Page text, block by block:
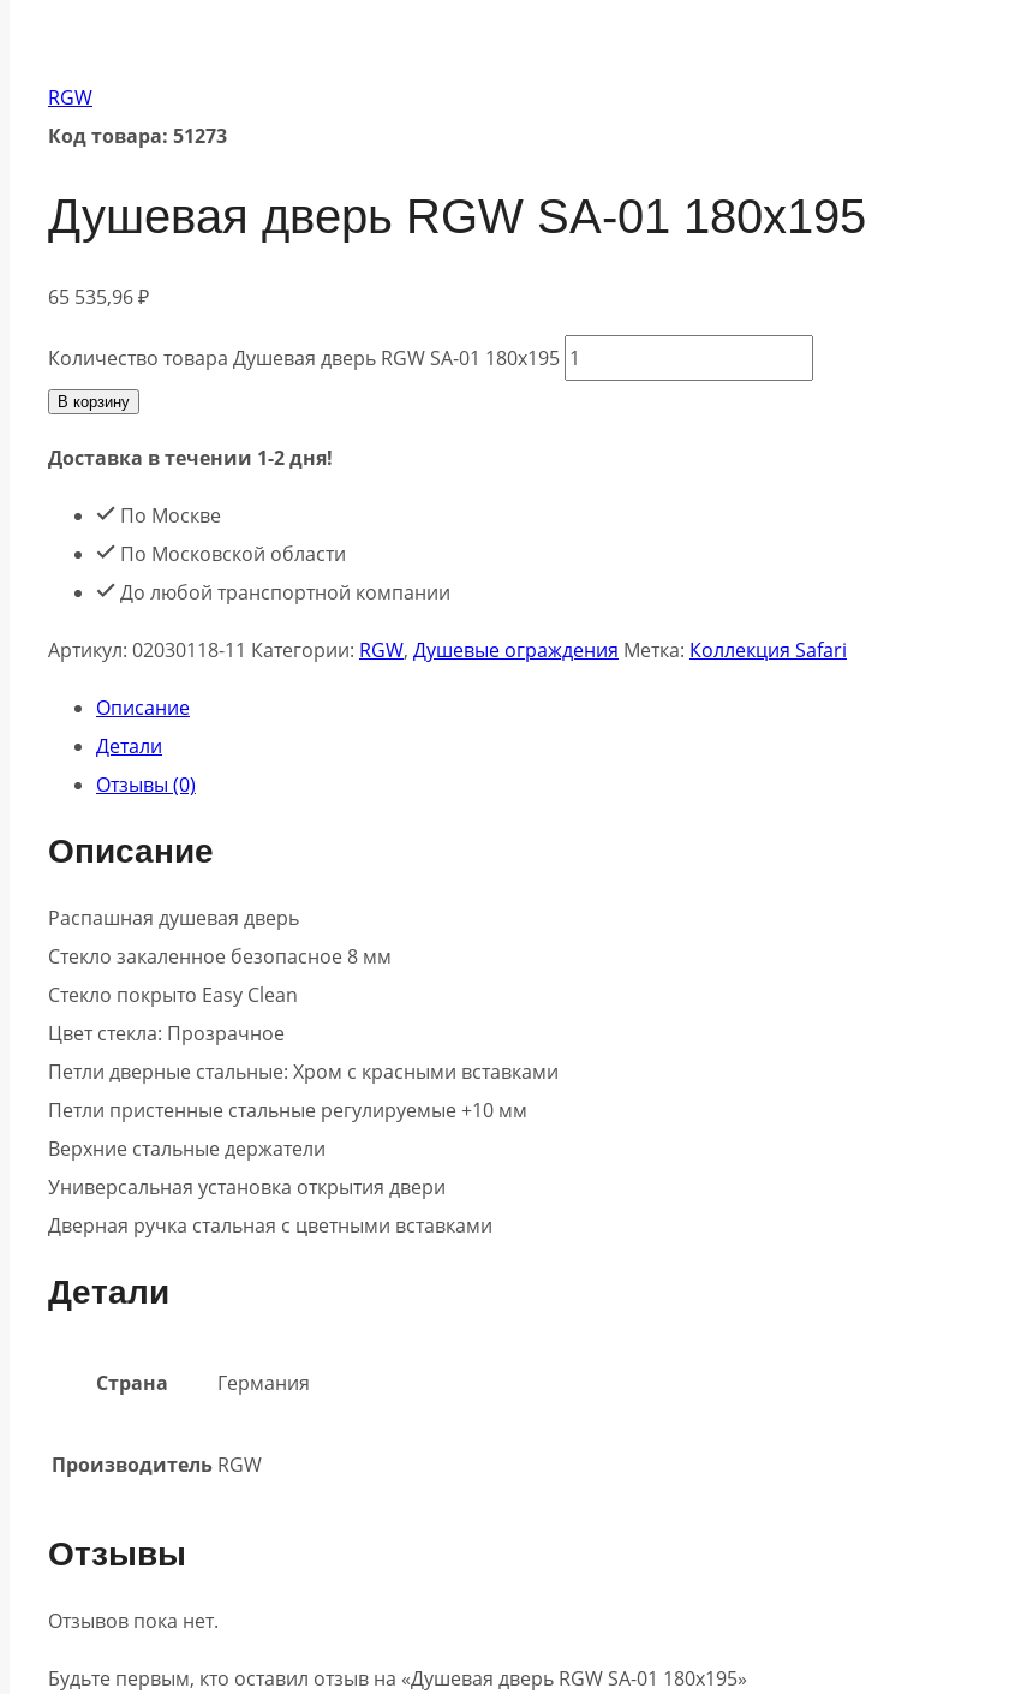
RGW
Код товара: 51273
Душевая дверь RGW SA-01 180х195
65 535,96₽
Количество товара Душевая дверь RGW SA-01 180х195
В корзину
Доставка в течении 1-2 дня!
По Москве
По Московской области
До любой транспортной компании
Артикул: 02030118-11 Категории: RGW, Душевые ограждения Метка: Коллекция Safari
Описание
Детали
Отзывы (0)
Описание
Распашная душевая дверь
Стекло закаленное безопасное 8 мм
Стекло покрыто Easy Clean
Цвет стекла: Прозрачное
Петли дверные стальные: Хром с красными вставками
Петли пристенные стальные регулируемые +10 мм
Верхние стальные держатели
Универсальная установка открытия двери
Дверная ручка стальная с цветными вставками
Детали
Страна Германия
Производитель RGW
Отзывы
Отзывов пока нет.
Будьте первым, кто оставил отзыв на «Душевая дверь RGW SA-01 180х195»